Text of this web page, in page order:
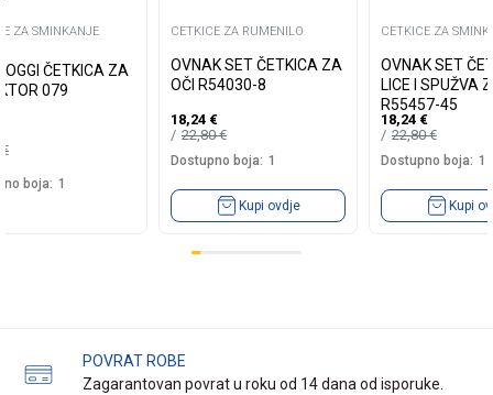
ZA SMINKANJE
ČETKICA ZA
079
€
boja: 1
CETKICE ZA RUMENILO
OVNAK SET ČETKICA ZA
OČI R54030-8
18,24 €
22,80€
Dostupno boja: 1
Kupi ovdje
CETKICE ZA
OVNAK SET
LICE I SPUŽVA
R55457-45
18,24 €
22,80€
Dostupno boja: 1
Kupi
POVRAT ROBE
Zagarantovan povrat u roku od 14 dana od isporuke.